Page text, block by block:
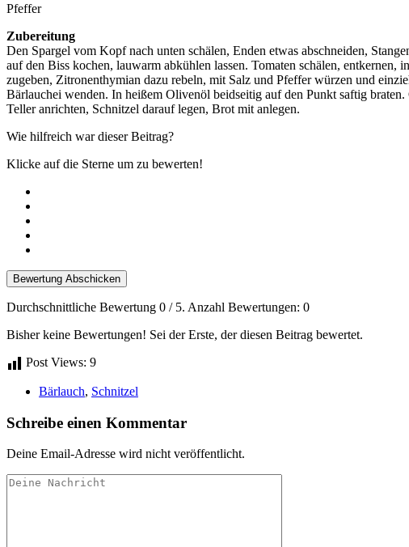
Pfeffer
Zubereitung
Den Spargel vom Kopf nach unten schälen, Enden etwas abschneiden,
auf den Biss kochen, lauwarm abkühlen lassen. Tomaten schälen,
zugeben, Zitronenthymian dazu rebeln, mit Salz und Pfeffer würzen und
Bärlauchei wenden. In heißem Olivenöl beidseitig auf den Punkt saftig
Teller anrichten, Schnitzel darauf legen, Brot mit anlegen.
Wie hilfreich war dieser Beitrag?
Klicke auf die Sterne um zu bewerten!
Bewertung Abschicken
Durchschnittliche Bewertung 0 / 5. Anzahl Bewertungen: 0
Bisher keine Bewertungen! Sei der Erste, der diesen Beitrag bewertet.
Post Views: 9
Bärlauch, Schnitzel
Schreibe einen Kommentar
Deine Email-Adresse wird nicht veröffentlicht.